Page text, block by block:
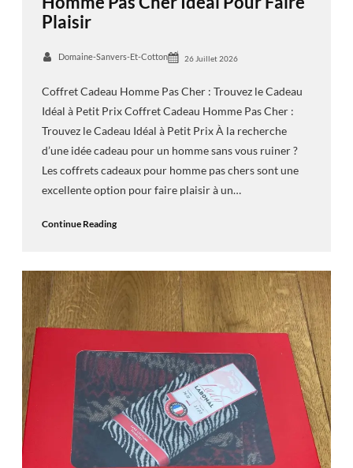
Plaisir
Domaine-Sanvers-Et-Cotton 26 Juillet 2026
Coffret Cadeau Homme Pas Cher : Trouvez le Cadeau
Idéal à Petit Prix Coffret Cadeau Homme Pas Cher :
Trouvez le Cadeau Idéal à Petit Prix À la recherche
d’une idée cadeau pour un homme sans vous ruiner ?
Les coffrets cadeaux pour homme pas chers sont une
excellente option pour faire plaisir à un…
Continue Reading